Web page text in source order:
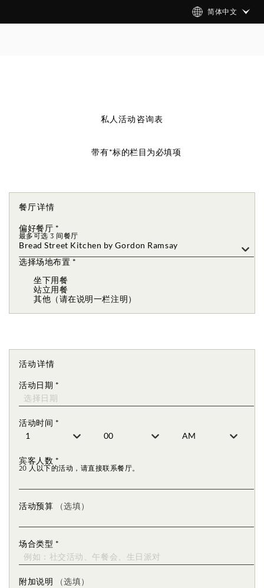
简体中文
私人活动咨询表
带有*标的栏目为必填项
餐厅详情
偏好餐厅 *
最多可选 3 间餐厅
Bread Street Kitchen by Gordon Ramsay
选择场地布置 *
坐下用餐
站立用餐
其他（请在说明一栏注明）
活动详情
活动日期 *
活动时间 *
宾客人数 *
20 人以下的活动，请直接联系餐厅。
活动预算 （选填）
场合类型 *
附加说明 （选填）